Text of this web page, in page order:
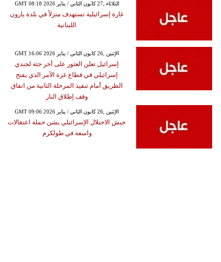
GMT 08:18 2026 الثلاثاء ,27 كانون الثاني / يناير
غارة إسرائيلية تستهدف منزلاً في بلدة يارون
اللبنانية
GMT 16:06 2026 الإثنين ,26 كانون الثاني / يناير
إسرائيل تعلن العثور على أخر جثة لجندي
إسرائيلي في قطاع غزة الأمر الذي يفتح
الطريق أمام تنفيذ المرحلة الثانية من اتفاق
وقف إطلاق النار
GMT 09:06 2026 الإثنين ,26 كانون الثاني / يناير
جيش الاحتلال الإسرائيلي يشن حملة اعتقالات
واسعة في طولكرم